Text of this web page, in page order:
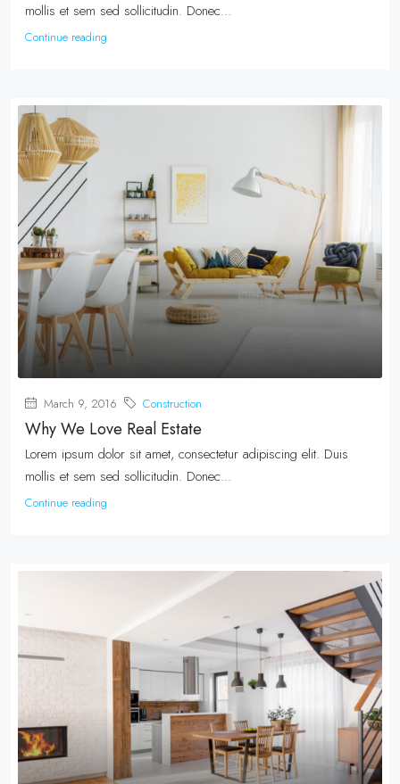
mollis et sem sed sollicitudin. Donec...
Continue reading
March 9, 2016 Construction
Why We Love Real Estate
Lorem ipsum dolor sit amet, consectetur adipiscing elit. Duis
mollis et sem sed sollicitudin. Donec...
Continue reading